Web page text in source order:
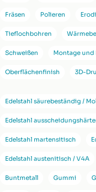
Fräsen Polieren
Tieflochbohren
Schweißen Montage
Oberflächenfinish 3D-
Edelstahl säurebeständig /
Edelstahl
Edelstahl martensitisch
Edelstahl austenitisch / V4A
Buntmetall Gummi